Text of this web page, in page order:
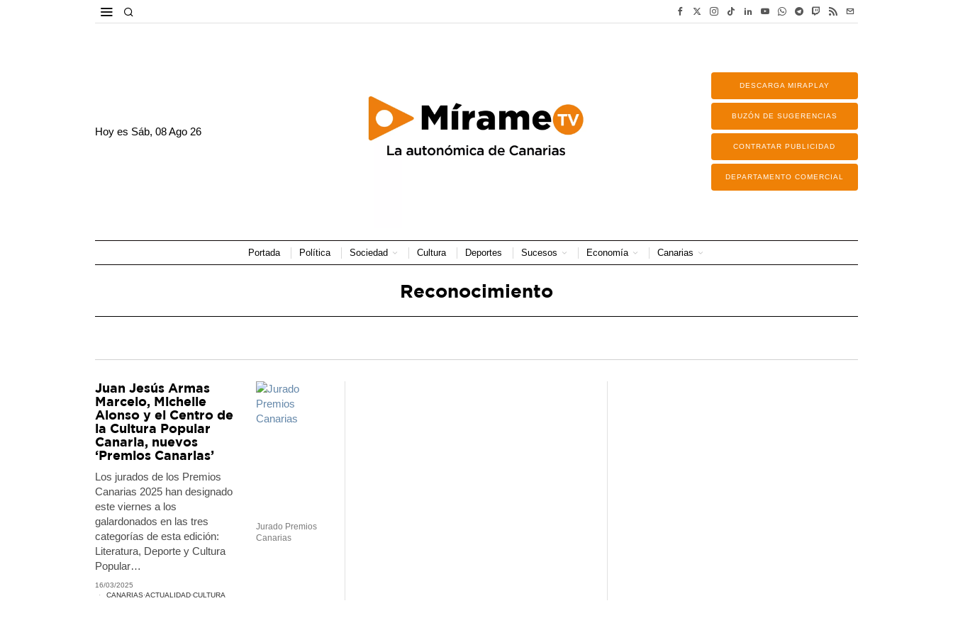
Hoy es Sáb, 08 Ago 26
DESCARGA MIRAPLAY
BUZÓN DE SUGERENCIAS
CONTRATAR PUBLICIDAD
DEPARTAMENTO COMERCIAL
Portada Política Sociedad Cultura Deportes Sucesos Economía Canarias
Reconocimiento
Jurado Premios
Canarias
Juan Jesús Armas
Marcelo, Michelle
Alonso y el Centro de
la Cultura Popular
Canaria, nuevos
‘Premios Canarias’
Los jurados de los Premios
Canarias 2025 han designado
este viernes a los
galardonados en las tres
categorías de esta edición:
Literatura, Deporte y Cultura
Popular…
16/03/2025
CANARIAS·ACTUALIDAD·CULTURA